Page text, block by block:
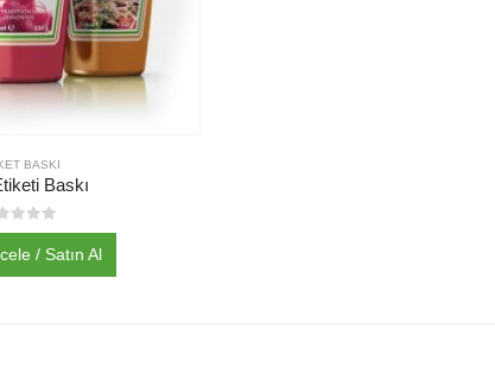
BASKI
Baskı
of 5
/ Satın Al